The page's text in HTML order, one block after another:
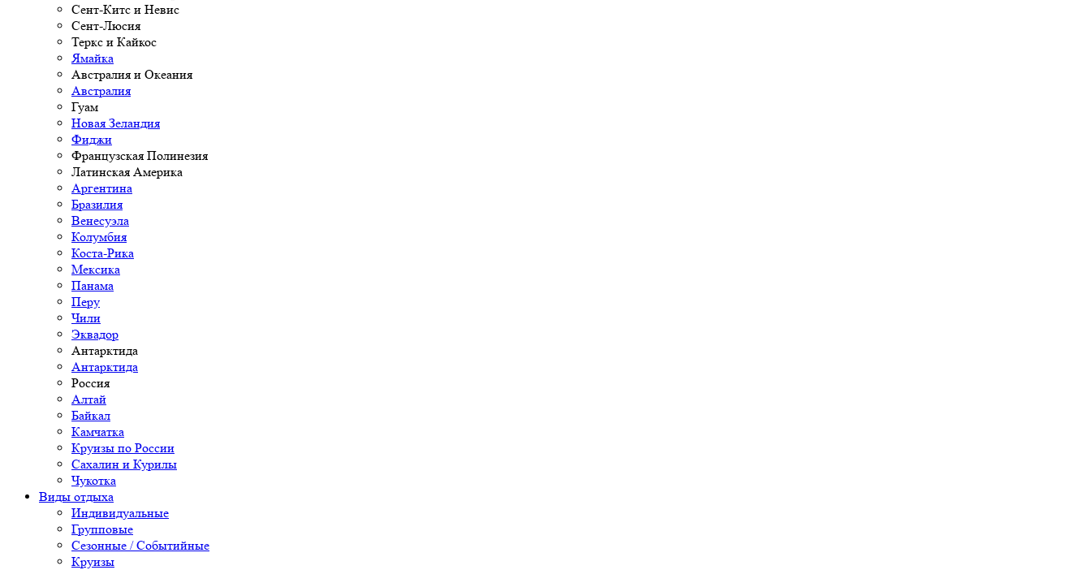
Сент-Китс и Невис
Сент-Люсия
Теркс и Кайкос
Ямайка
Австралия и Океания
Австралия
Гуам
Новая Зеландия
Фиджи
Французская Полинезия
Латинская Америка
Аргентина
Бразилия
Венесуэла
Колумбия
Коста-Рика
Мексика
Панама
Перу
Чили
Эквадор
Антарктида
Антарктида
Россия
Алтай
Байкал
Камчатка
Круизы по России
Сахалин и Курилы
Чукотка
Виды отдыха
Индивидуальные
Групповые
Сезонные / Событийные
Круизы